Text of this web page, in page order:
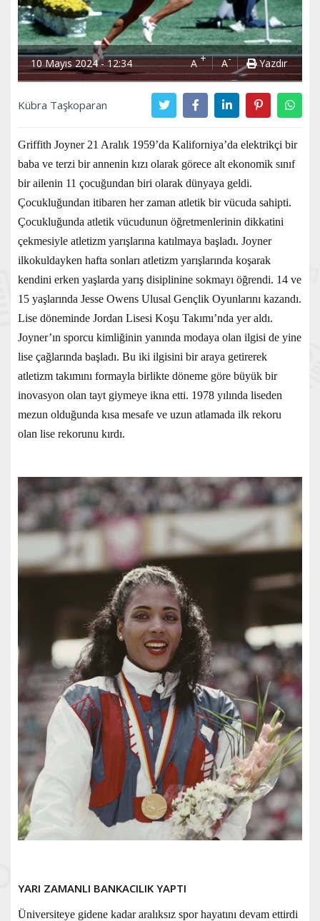
10 Mayıs 2024 - 12:34 A+ A- Yazdır
Kübra Taşkoparan
Griffith Joyner 21 Aralık 1959’da Kaliforniya’da elektrikçi bir
baba ve terzi bir annenin kızı olarak görece alt ekonomik sınıf
bir ailenin 11 çocuğundan biri olarak dünyaya geldi.
Çocukluğundan itibaren her zaman atletik bir vücuda sahipti.
Çocukluğunda atletik vücudunun öğretmenlerinin dikkatini
çekmesiyle atletizm yarışlarına katılmaya başladı. Joyner
ilkokuldayken hafta sonları atletizm yarışlarında koşarak
kendini erken yaşlarda yarış disiplinine sokmayı öğrendi. 14 ve
15 yaşlarında Jesse Owens Ulusal Gençlik Oyunlarını kazandı.
Lise döneminde Jordan Lisesi Koşu Takımı’nda yer aldı.
Joyner’ın sporcu kimliğinin yanında modaya olan ilgisi de yine
lise çağlarında başladı. Bu iki ilgisini bir araya getirerek
atletizm takımını formayla birlikte döneme göre büyük bir
inovasyon olan tayt giymeye ikna etti. 1978 yılında liseden
mezun olduğunda kısa mesafe ve uzun atlamada ilk rekoru
olan lise rekorunu kırdı.
YARI ZAMANLI BANKACILIK YAPTI
Üniversiteye gidene kadar aralıksız spor hayatını devam ettirdi